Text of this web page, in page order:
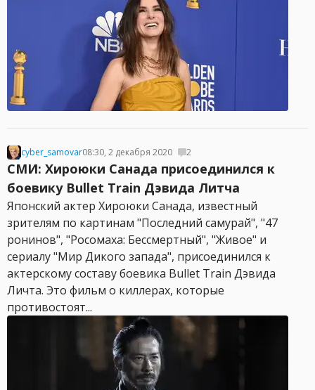
cyber_samovar08:30, 2 декабря 2020 2
СМИ: Хироюки Санада присоединился к
боевику Bullet Train Дэвида Литча
Японский актер Хироюки Санада, известный
зрителям по картинам "Последний самурай", "47
ронинов", "Росомаха: Бессмертный", "Живое" и
сериалу "Мир Дикого запада", присоединился к
актерскому составу боевика Bullet Train Дэвида
Личта. Это фильм о киллерах, которые
противостоят...